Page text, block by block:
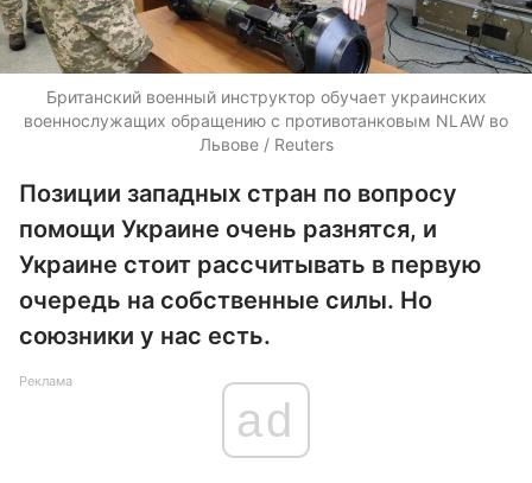
Британский военный инструктор обучает украинских
военнослужащих обращению с противотанковым NLAW во
Львове / Reuters
Позиции западных стран по вопросу
помощи Украине очень разнятся, и
Украине стоит рассчитывать в первую
очередь на собственные силы. Но
союзники у нас есть.
Реклама
ad